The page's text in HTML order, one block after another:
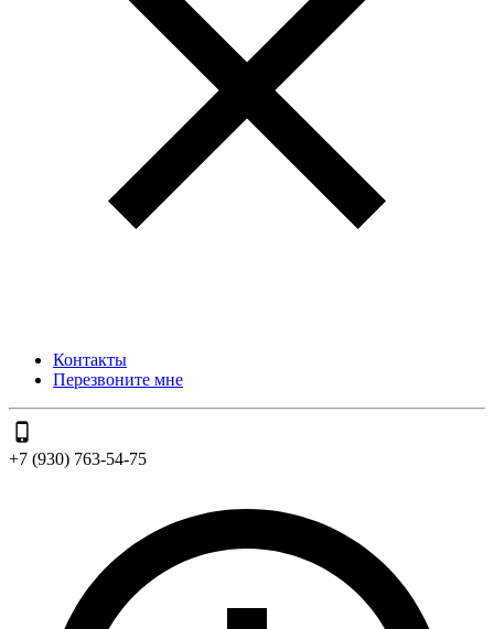
Контакты
Перезвоните мне
+7 (930) 763-54-75